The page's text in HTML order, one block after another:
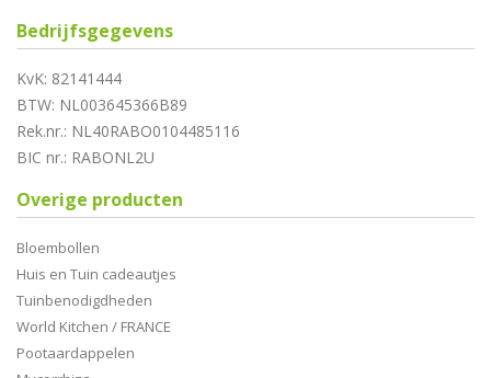
Bedrijfsgegevens
KvK: 82141444
BTW: NL003645366B89
Rek.nr.: NL40RABO0104485116
BIC nr.: RABONL2U
Overige producten
Bloembollen
Huis en Tuin cadeautjes
Tuinbenodigdheden
World Kitchen / FRANCE
Pootaardappelen